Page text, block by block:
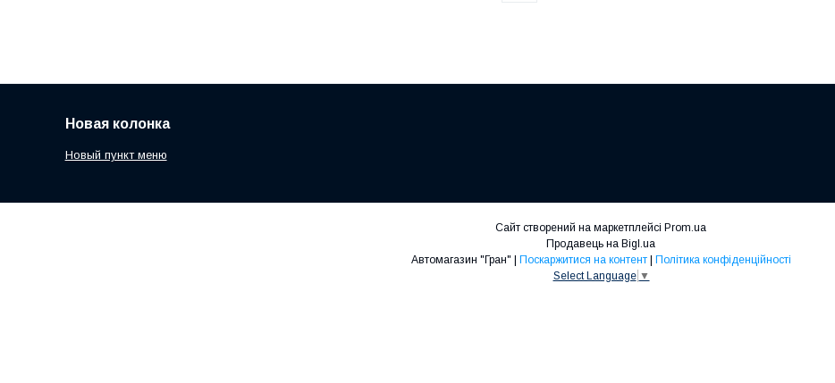
Новая колонка
Новый пункт меню
Сайт створений на маркетплейсі Prom.ua
Продавець на Bigl.ua
Автомагазин "Гран" | Поскаржитися на контент | Політика конфіденційності
Select Language ▼